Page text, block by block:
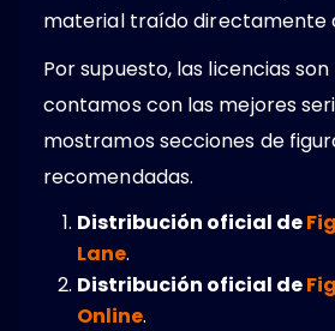
material traído directamente
Por supuesto, las licencias
contamos con las mejores
mostramos secciones de
recomendadas.
Distribución oficial de
Lane.
Distribución oficial de
Online.